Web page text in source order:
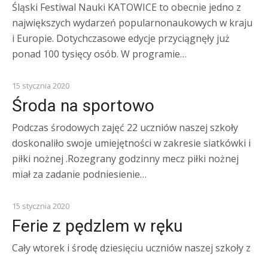
Śląski Festiwal Nauki KATOWICE to obecnie jedno z
największych wydarzeń popularnonaukowych w kraju
i Europie. Dotychczasowe edycje przyciągnęły już
ponad 100 tysięcy osób. W programie…
Z ŻYCIA SZKOŁY
15 stycznia 2020
Środa na sportowo
Podczas środowych zajęć 22 uczniów naszej szkoły
doskonaliło swoje umiejętności w zakresie siatkówki i
piłki nożnej .Rozegrany godzinny mecz piłki nożnej
miał za zadanie podniesienie…
Z ŻYCIA SZKOŁY
15 stycznia 2020
Ferie z pędzlem w ręku
Cały wtorek i środę dziesięciu uczniów naszej szkoły z